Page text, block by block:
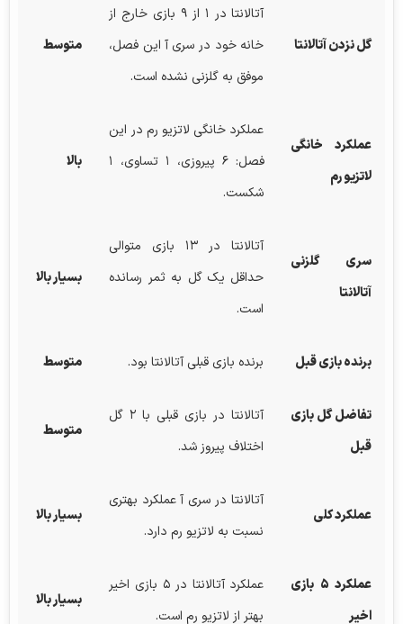
گل نزدن آتالانتا
آتالانتا در ۱ از ۹ بازی خارج از
خانه خود در سری آ این فصل،
موفق به گلزنی نشده است.
متوسط
عملکرد خانگی
لاتزیو رم
عملکرد خانگی لاتزیو رم در این
فصل: ۶ پیروزی، ۱ تساوی، ۱
شکست.
بالا
سری گلزنی
آتالانتا
آتالانتا در ۱۳ بازی متوالی
حداقل یک گل به ثمر رسانده
است.
بسیار بالا
برنده بازی قبل برنده بازی قبلی آتالانتا بود. متوسط
تفاضل گل بازی
قبل
آتالانتا در بازی قبلی با ۲ گل
اختلاف پیروز شد.
متوسط
عملکرد کلی
آتالانتا در سری آ عملکرد بهتری
نسبت به لاتزیو رم دارد.
بسیار بالا
عملکرد ۵ بازی
اخیر
عملکرد آتالانتا در ۵ بازی اخیر
بهتر از لاتزیو رم است.
بسیار بالا